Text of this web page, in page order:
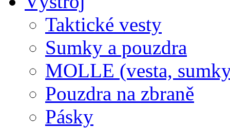
Taktické vesty
Sumky a pouzdra
MOLLE (vesta,
Pouzdra na zbraně
Pásky